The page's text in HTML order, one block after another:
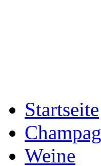
Startseite
Weine